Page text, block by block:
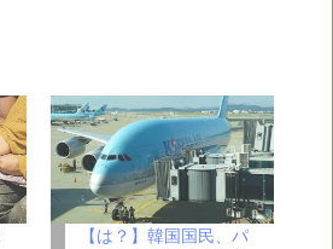
【は？】韓国国民、パ